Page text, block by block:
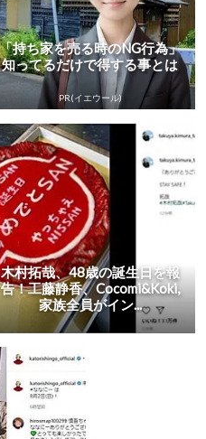
持ち家を売る時のNG行為」
知ってるだけで得する事とは
PR(イエウール)
木村拓哉、48歳の誕生日を報
告！工藤静香、Cocomi&Koki,
家族全員がイン...